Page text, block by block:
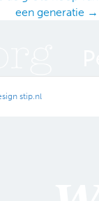
een generatie →
stip.nl